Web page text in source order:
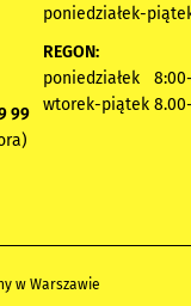
99
poniedziałek-
REGON:
poniedziałek
wtorek-piątek
w Warszawie